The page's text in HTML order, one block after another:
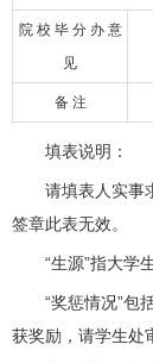
院 校 毕 分 办 意
见
备 注
填表说明：
请填表人实事求
签章此表无效。
“生源”指大学生
“奖惩情况”包括
获奖励，请学生处